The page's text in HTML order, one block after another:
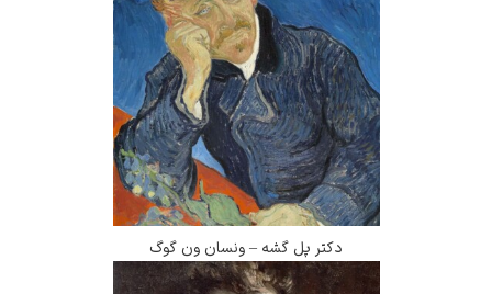
دکتر پل گشه – ونسان ون گوگ